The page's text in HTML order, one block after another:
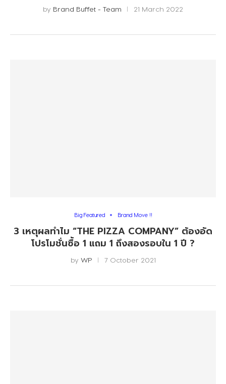
by Brand Buffet - Team 21 March 2022
Big Featured Brand Move !!
3 เหตุผลทำไม “THE PIZZA COMPANY” ต้องอัด
โปรโมชั่นซื้อ 1 แถม 1 ถึงสองรอบใน 1 ปี ?
by WP 7 October 2021